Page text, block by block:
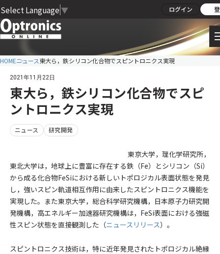
Select Language ▼ ログイン
HOMEニュース東大ら，鉄シリコン化合物でスピントロニクス実現
2021年11月22日
東大ら，鉄シリコン化合物でスピ
ントロニクス実現
ニュース 研究開発
東京大学，理化学研究所，
東北大学は，地球上に豊富に存在する鉄（Fe）とシリコン（Si）
から成る化合物FeSiにおける新しいトポロジカル表面状態を発見
し，強いスピン軌道相互作用に由来したスピントロニクス機能を
実現した。また東京大学，総合科学研究機構，日本原子力研究開
発機構，高エネルギー加速器研究機構は，FeSi表面における強磁
性スピン状態を直接観測した（ニュースリリース）。
スピントロニクス技術は，特に近年発見されたトポロジカル絶縁